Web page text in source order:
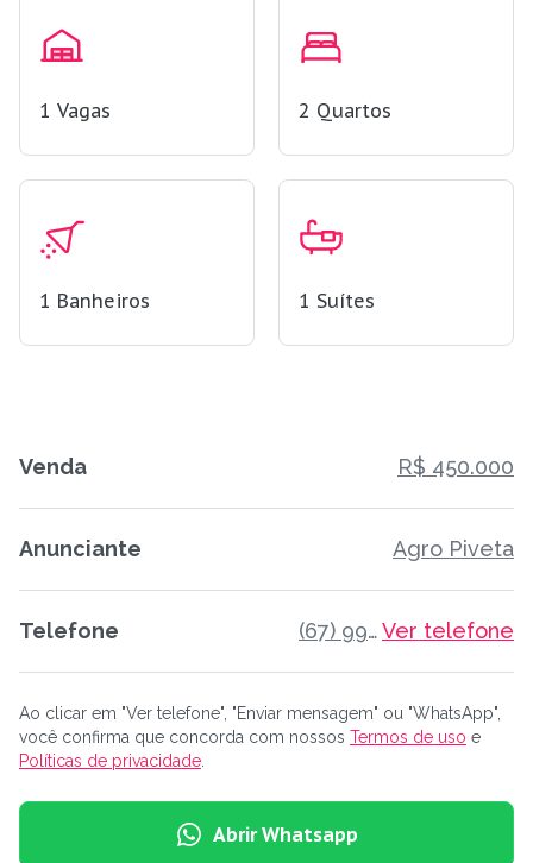
1 Vagas 2 Quartos
1 Banheiros 1 Suítes
Venda R$ 450.000
Anunciante Agro Piveta
Telefone (67) 99906 7075Ver telefone
Ao clicar em "Ver telefone", "Enviar mensagem" ou "WhatsApp",
você confirma que concorda com nossos Termos de uso e
Políticas de privacidade
Abrir Whatsapp